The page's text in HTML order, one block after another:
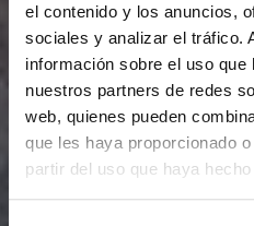
el contenido y los anuncios,
sociales y analizar el tráfico.
información sobre el uso que
nuestros partners de redes
web, quienes pueden
que les haya proporcionado
partir del uso que haya